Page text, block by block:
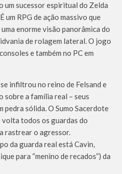
um sucessor espiritual do Zelda
um RPG de ação massivo que
enorme visão panorâmica do
de rolagem lateral. O jogo
e também no PC em
infiltrou no reino de Felsand e
sobre a família real – seus
pedra sólida. O Sumo Sacerdote
volta todos os guardas do
rastrear o agressor.
da guarda real está Cavin,
para “menino de recados”) da